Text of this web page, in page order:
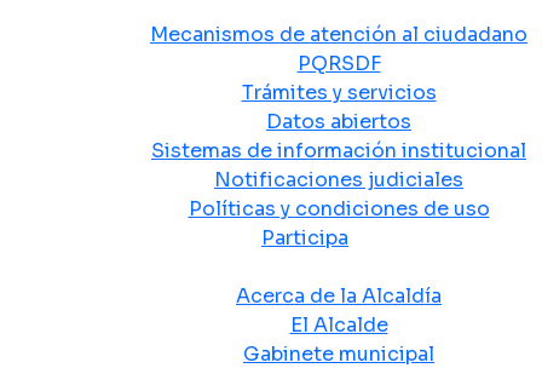
Mecanismos de atención al ciudadano
PQRSDF
Trámites y servicios
Datos abiertos
Sistemas de información institucional
Notificaciones judiciales
Políticas y condiciones de uso
Participa
Acerca de la Alcaldía
El Alcalde
Gabinete municipal